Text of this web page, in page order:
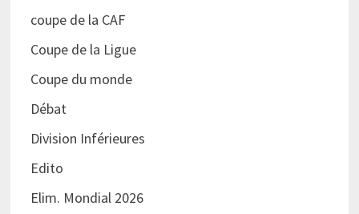
coupe de la CAF
Coupe de la Ligue
Coupe du monde
Débat
Division Inférieures
Edito
Elim. Mondial 2026